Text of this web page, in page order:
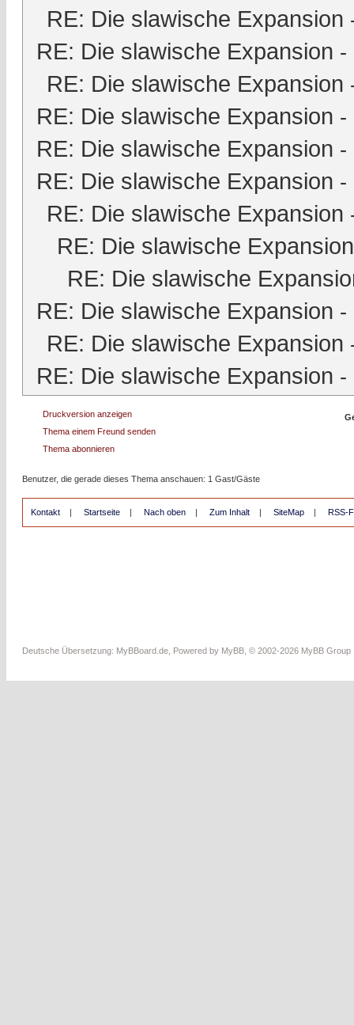
RE: Die slawische Expansion
RE: Die slawische Expansion -
RE: Die slawische Expansion
RE: Die slawische Expansion -
RE: Die slawische Expansion -
RE: Die slawische Expansion -
RE: Die slawische Expansion
RE: Die slawische Expansion
RE: Die slawische
RE: Die slawische Expansion -
RE: Die slawische Expansion
RE: Die slawische Expansion -
Druckversion anzeigen
Thema einem Freund senden
Thema abonnieren
Benutzer, die gerade dieses Thema anschauen: 1 Gast/Gäste
Kontakt | Startseite | Nach oben | Zum Inhalt | SiteMap | RSS-
Deutsche Übersetzung: MyBBoard.de , Powered by MyBB , © 2002-2026 MyBB Group